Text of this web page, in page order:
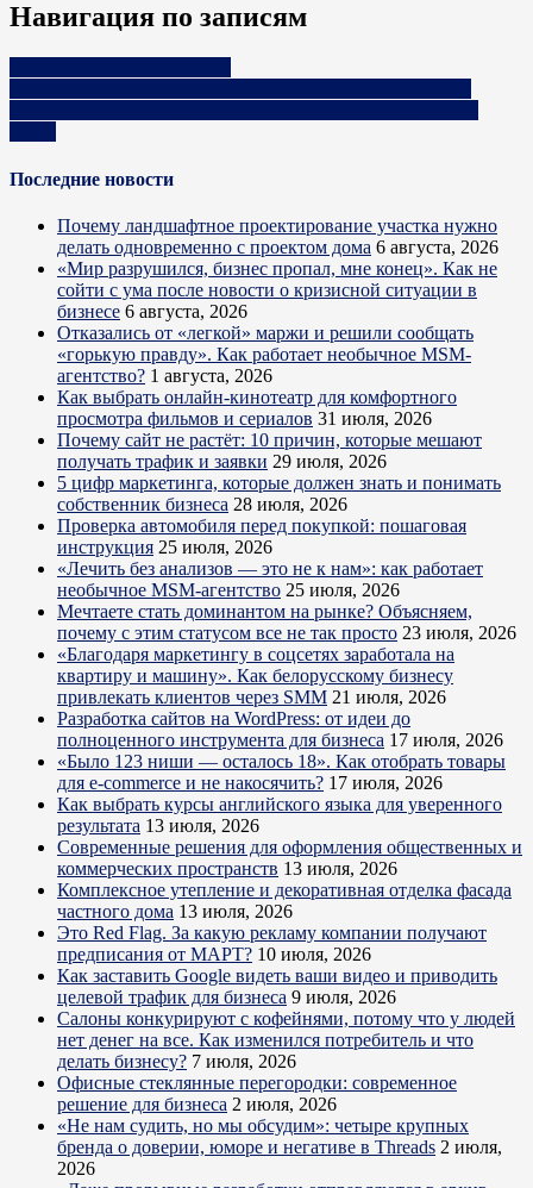
Навигация по записям
Последние новости
Почему ландшафтное проектирование участка нужно
делать одновременно с проектом дома 6 августа, 2026
«Мир разрушился, бизнес пропал, мне конец». Как не
сойти с ума после новости о кризисной ситуации в
бизнесе 6 августа, 2026
Отказались от «легкой» маржи и решили сообщать
«горькую правду». Как работает необычное MSM-
агентство? 1 августа, 2026
Как выбрать онлайн-кинотеатр для комфортного
просмотра фильмов и сериалов 31 июля, 2026
Почему сайт не растёт: 10 причин, которые мешают
получать трафик и заявки 29 июля, 2026
5 цифр маркетинга, которые должен знать и понимать
собственник бизнеса 28 июля, 2026
Проверка автомобиля перед покупкой: пошаговая
инструкция 25 июля, 2026
«Лечить без анализов — это не к нам»: как работает
необычное MSM-агентство 25 июля, 2026
Мечтаете стать доминантом на рынке? Объясняем,
почему с этим статусом все не так просто 23 июля, 2026
«Благодаря маркетингу в соцсетях заработала на
квартиру и машину». Как белорусскому бизнесу
привлекать клиентов через SMM 21 июля, 2026
Разработка сайтов на WordPress: от идеи до
полноценного инструмента для бизнеса 17 июля, 2026
«Было 123 ниши — осталось 18». Как отобрать товары
для e-commerce и не накосячить? 17 июля, 2026
Как выбрать курсы английского языка для уверенного
результата 13 июля, 2026
Современные решения для оформления общественных и
коммерческих пространств 13 июля, 2026
Комплексное утепление и декоративная отделка фасада
частного дома 13 июля, 2026
Это Red Flag. За какую рекламу компании получают
предписания от МАРТ? 10 июля, 2026
Как заставить Google видеть ваши видео и приводить
целевой трафик для бизнеса 9 июля, 2026
Салоны конкурируют с кофейнями, потому что у людей
нет денег на все. Как изменился потребитель и что
делать бизнесу? 7 июля, 2026
Офисные стеклянные перегородки: современное
решение для бизнеса 2 июля, 2026
«Не нам судить, но мы обсудим»: четыре крупных
бренда о доверии, юморе и негативе в Threads 2 июля,
2026